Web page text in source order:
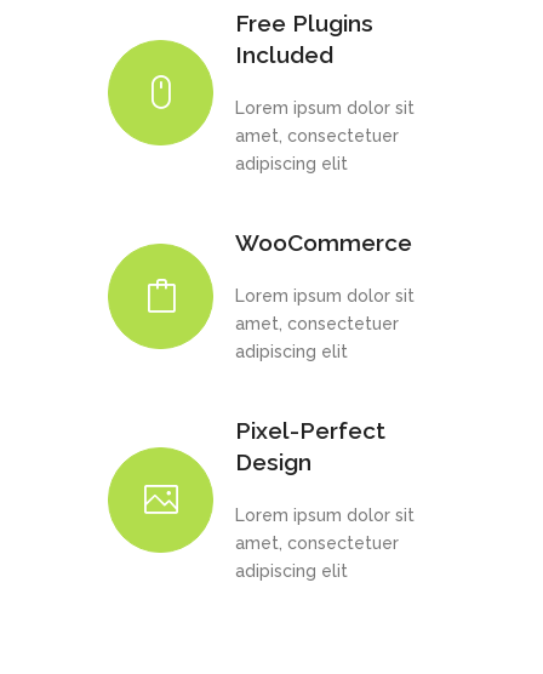
Free Plugins
Included
Lorem ipsum dolor sit
amet, consectetuer
adipiscing elit
WooCommerce
Lorem ipsum dolor sit
amet, consectetuer
adipiscing elit
Pixel-Perfect
Design
Lorem ipsum dolor sit
amet, consectetuer
adipiscing elit